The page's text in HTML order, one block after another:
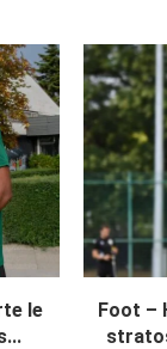
le
Foot –